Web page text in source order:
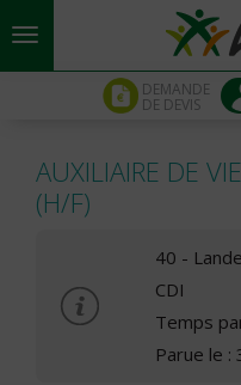
Aller au contenu principal
DEMANDE
DE DEVIS
AUXILIAIRE DE
(H/F)
40 -
CDI
Temps
Parue le
Panneau de gestion des